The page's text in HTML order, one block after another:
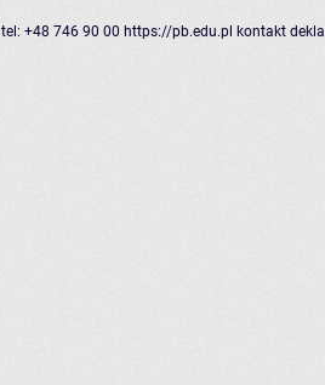
tel: +48 746 90 00 https://pb.edu.pl kontakt